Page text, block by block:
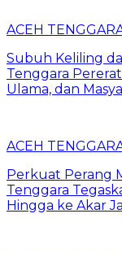
ACEH
Subuh Keliling
Tenggara
Ulama, dan
ACEH
Perkuat Perang
Tenggara
Hingga ke Akar